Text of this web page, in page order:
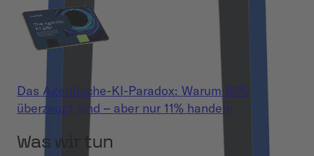
Das Agentische-KI-Paradox: Warum 86%
überzeugt sind – aber nur 11% handeln
Was wir tun